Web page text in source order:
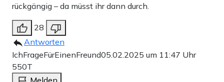
rückgängig – da müsst ihr dann durch.
28
Antworten
IchFrageFürEinenFreund05.02.2025 um 11:47 Uhr
550T